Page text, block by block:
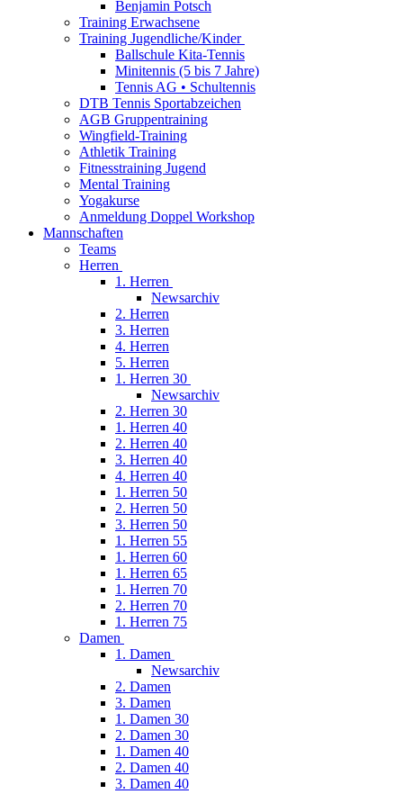
Benjamin Potsch
Training Erwachsene
Training Jugendliche/Kinder
Ballschule Kita-Tennis
Minitennis (5 bis 7 Jahre)
Tennis AG • Schultennis
DTB Tennis Sportabzeichen
AGB Gruppentraining
Wingfield-Training
Athletik Training
Fitnesstraining Jugend
Mental Training
Yogakurse
Anmeldung Doppel Workshop
Mannschaften
Teams
Herren
1. Herren
Newsarchiv
2. Herren
3. Herren
4. Herren
5. Herren
1. Herren 30
Newsarchiv
2. Herren 30
1. Herren 40
2. Herren 40
3. Herren 40
4. Herren 40
1. Herren 50
2. Herren 50
3. Herren 50
1. Herren 55
1. Herren 60
1. Herren 65
1. Herren 70
2. Herren 70
1. Herren 75
Damen
1. Damen
Newsarchiv
2. Damen
3. Damen
1. Damen 30
2. Damen 30
1. Damen 40
2. Damen 40
3. Damen 40